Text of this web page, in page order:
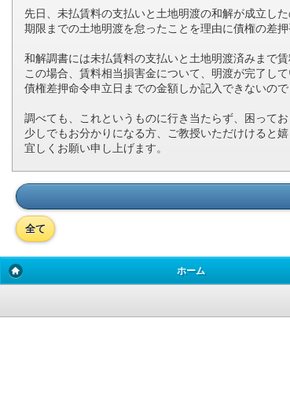
先日、未払賃料の支払いと土地明渡の和解が成立した
期限までの土地明渡を怠ったことを理由に債権の差
和解調書には未払賃料の支払いと土地明渡済みまで
この場合、賃料相当損害金について、明渡が完了し
債権差押命令申立日までの金額しか記入できないので
調べても、これというものに行き当たらず、困ってお
少しでもお分かりになる方、ご教授いただけけると嬉
宜しくお願い申し上げます。
全て
ホーム